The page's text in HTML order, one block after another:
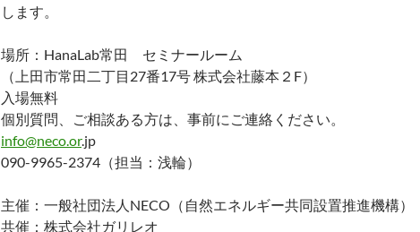
します。
場所：HanaLab常田 セミナールーム
（上田市常田二丁目27番17号 株式会社藤本２F）
入場無料
個別質問、ご相談ある方は、事前にご連絡ください。
info@neco.or.jp
090-9965-2374（担当：浅輪）
主催：一般社団法人NECO（自然エネルギー共同設置推進機構）
共催：株式会社ガリレオ